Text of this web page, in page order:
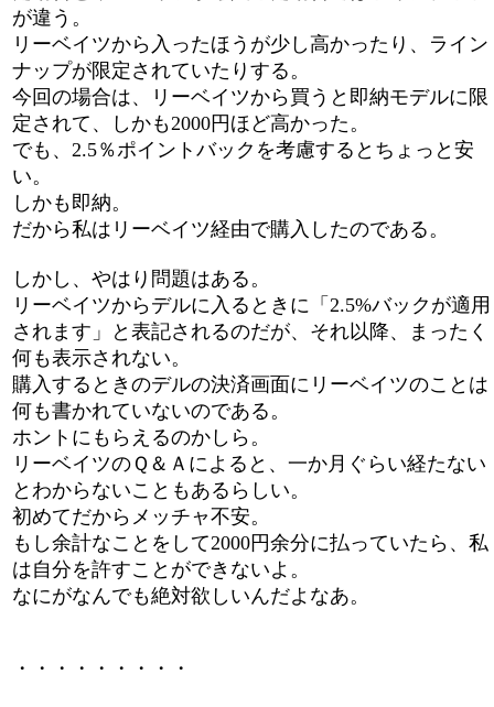
が違う。
リーベイツから入ったほうが少し高かったり、ライン
ナップが限定されていたりする。
今回の場合は、リーベイツから買うと即納モデルに限
定されて、しかも2000円ほど高かった。
でも、2.5％ポイントバックを考慮するとちょっと安
い。
しかも即納。
だから私はリーベイツ経由で購入したのである。
しかし、やはり問題はある。
リーベイツからデルに入るときに「2.5%バックが適用
されます」と表記されるのだが、それ以降、まったく
何も表示されない。
購入するときのデルの決済画面にリーベイツのことは
何も書かれていないのである。
ホントにもらえるのかしら。
リーベイツのＱ＆Ａによると、一か月ぐらい経たない
とわからないこともあるらしい。
初めてだからメッチャ不安。
もし余計なことをして2000円余分に払っていたら、私
は自分を許すことができないよ。
なにがなんでも絶対欲しいんだよなあ。
・・・・・・・・・